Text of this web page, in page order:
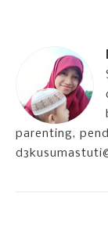
parenting,